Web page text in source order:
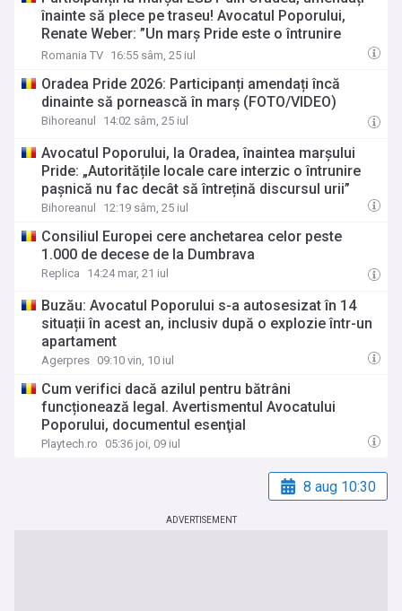
înainte să plece pe traseu! Avocatul Poporului,
Renate Weber: ”Un marș Pride este o întrunire
pașnică”
Romania TV 16:55 sâm, 25 iul
Oradea Pride 2026: Participanți amendați încă
dinainte să pornească în marș (FOTO/VIDEO)
Bihoreanul 14:02 sâm, 25 iul
Avocatul Poporului, la Oradea, înaintea marșului
Pride: „Autoritățile locale care interzic o întrunire
pașnică nu fac decât să întrețină discursul urii”
Bihoreanul 12:19 sâm, 25 iul
Consiliul Europei cere anchetarea celor peste
1.000 de decese de la Dumbrava
Replica 14:24 mar, 21 iul
Buzău: Avocatul Poporului s-a autosesizat în 14
situații în acest an, inclusiv după o explozie într-un
apartament
Agerpres 09:10 vin, 10 iul
Cum verifici dacă azilul pentru bătrâni
funcționează legal. Avertismentul Avocatului
Poporului, documentul esenţial
Playtech.ro 05:36 joi, 09 iul
8 aug 10:30
ADVERTISEMENT